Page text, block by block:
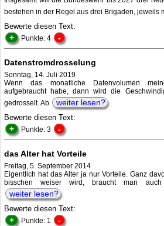
bestehen in der Regel aus drei Brigaden, jeweils
Bewerte diesen Text:
+ Punkte: 4 -
Datenstromdrosselung
Sonntag, 14. Juli 2019
Wenn das monatliche Datenvolumen
aufgebraucht habe, dann wird die
gedrosselt. Ab
weiter lesen?
Bewerte diesen Text:
+ Punkte: 3 -
das Alter hat Vorteile
Freitag, 5. September 2014
Eigentlich hat das Alter ja nur Vorteile. Ganz
bisschen weiser wird, braucht man
weiter lesen?
Bewerte diesen Text:
+ Punkte: 1 -